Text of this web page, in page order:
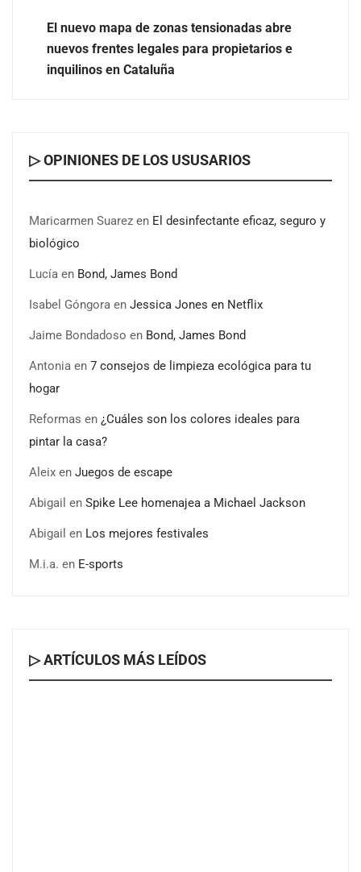
impermeabilización de las viviendas antes de las
vacaciones
El nuevo mapa de zonas tensionadas abre
nuevos frentes legales para propietarios e
inquilinos en Cataluña
▷ OPINIONES DE LOS USUSARIOS
Maricarmen Suarez en El desinfectante eficaz, seguro y
biológico
Lucía en Bond, James Bond
Isabel Góngora en Jessica Jones en Netflix
Jaime Bondadoso en Bond, James Bond
Antonia en 7 consejos de limpieza ecológica para tu
hogar
Reformas en ¿Cuáles son los colores ideales para
pintar la casa?
Aleix en Juegos de escape
Abigail en Spike Lee homenajea a Michael Jackson
Abigail en Los mejores festivales
M.i.a. en E-sports
▷ ARTÍCULOS MÁS LEÍDOS